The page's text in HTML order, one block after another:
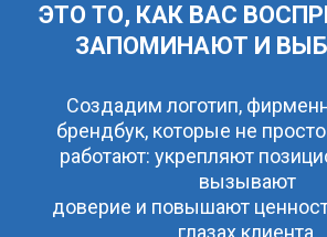
ЭТО ТО, КАК ВАС
ЗАПОМИНАЮТ И
Создадим логотип,
брендбук, которые не
работают: укрепляют
вызывают
доверие и повышают